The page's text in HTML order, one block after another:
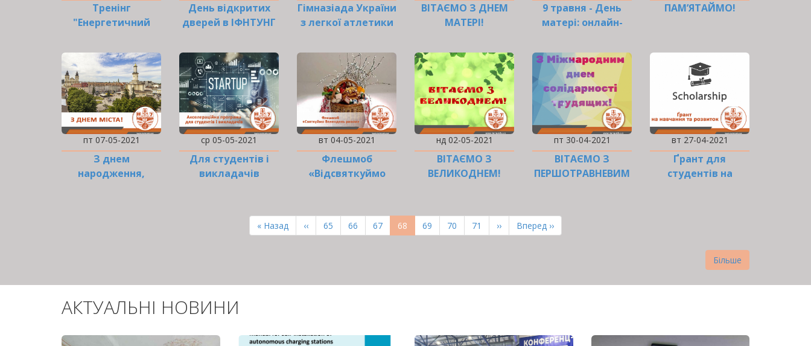
Тренінг
"Енергетичний
громадських…
День відкритих
дверей в ІФНТУНГ
Гімназіада України
з легкої атлетики
ВІТАЄМО З ДНЕМ
МАТЕРІ!
9 травня - День
матері: онлайн-
ПАМ’ЯТАЙМО!
пт 07-05-2021
З днем
народження,
ср 05-05-2021
Для студентів і
викладачів
вт 04-05-2021
Флешмоб
«Відсвяткуймо
нд 02-05-2021
ВІТАЄМО З
ВЕЛИКОДНЕМ!
пт 30-04-2021
ВІТАЄМО З
ПЕРШОТРАВНЕВИМ
вт 27-04-2021
Ґрант для
студентів на
Перша
сторінка
« Назад
Попередня
сторінка
‹‹ Page
65 Page
66 Page
67
Поточна
сторінка
68 Page
69 Page
70 Page
71
Наступна
сторінка
››
Остання
сторінка
Вперед ››
Більше
АКТУАЛЬНІ НОВИНИ